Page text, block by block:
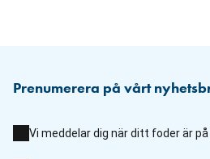
Prenumerera på vårt
Vi meddelar dig när ditt foder är